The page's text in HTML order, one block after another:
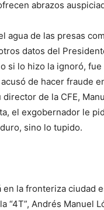
abrazos
agua de las presas
datos del
si lo hizo la ignoró,
de hacer fraude
de la CFE,
el exgobernador le
sino lo tupido.
en la fronteriza
“4T”, Andrés Manuel